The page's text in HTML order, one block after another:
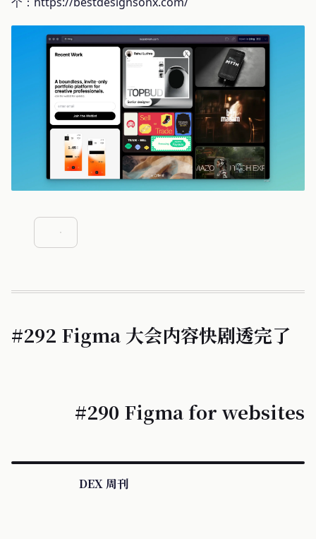
#292 Figma 大会内容快剧透完了
#290 Figma for websites
DEX 周刊